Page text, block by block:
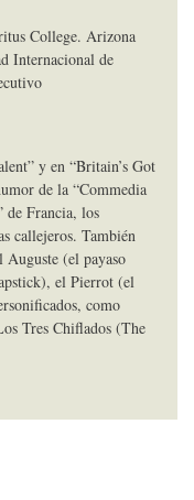
College. Arizona
Internacional de
y en “Britain’s Got
de la “Commedia
de Francia, los
callejeros. También
Auguste (el payaso
el Pierrot (el
como
Tres Chiflados (The